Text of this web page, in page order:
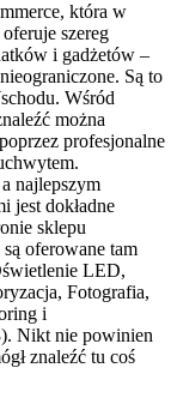
która w
szereg
i gadżetów –
Są to
Wśród
można
profesjonalne
najlepszym
jest dokładne
sklepu
oferowane tam
LED,
Fotografia,
i
Nikt nie powinien
znaleźć tu coś